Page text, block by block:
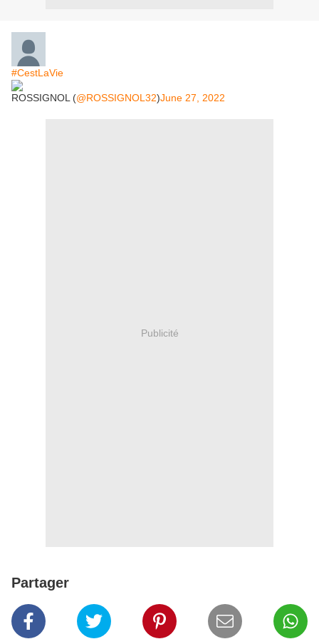
#CestLaVie
ROSSIGNOL (@ROSSIGNOL32)June 27, 2022
Publicité
Partager